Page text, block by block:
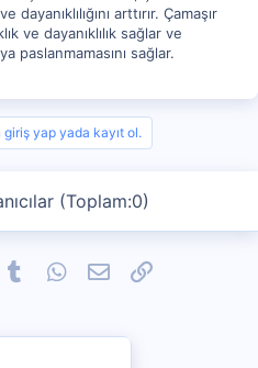
arttırır. Çamaşır
ve dayanıklılık sağlar ve
paslanmamasını sağlar.
yap yada kayıt ol.
(Toplam:0)
TumblrWhatsApp
E-postaLink